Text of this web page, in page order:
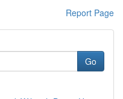
Report Page
Go